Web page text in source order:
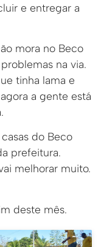
e entregar a
mora no Beco
na via.
tinha lama e
a gente está
do Beco
prefeitura.
melhorar muito.
deste mês.